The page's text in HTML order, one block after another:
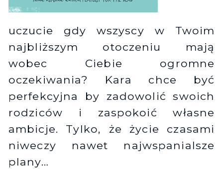
uczucie gdy wszyscy w Twoim
najbliższym otoczeniu mają
wobec Ciebie ogromne
oczekiwania? Kara chce być
perfekcyjna by zadowolić swoich
rodziców i zaspokoić własne
ambicje. Tylko, że życie czasami
niweczy nawet najwspanialsze
plany…